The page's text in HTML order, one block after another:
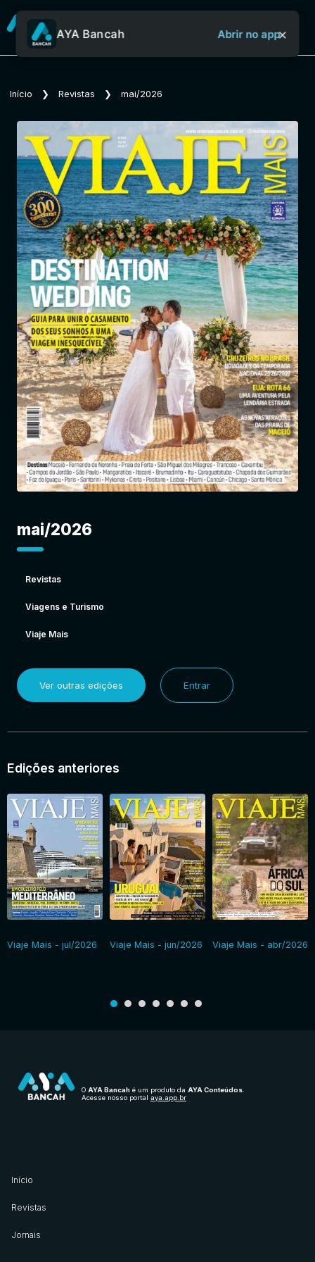
Sobre o Aya Bancah
Início
Revistas
Jornais
Notícias
Entrar
AYA Bancah Abrir no app×
Início ❯ Revistas ❯ mai/2026
mai/2026
Revistas
Viagens e Turismo
Viaje Mais
Ver outras edições Entrar
Edições anteriores
Viaje Mais - jul/2026 Viaje Mais - jun/2026 Viaje Mais - abr/2026
O AYA Bancah é um produto da AYA Conteúdos.
Acesse nosso portal aya.app.br
Início
Revistas
Jornais